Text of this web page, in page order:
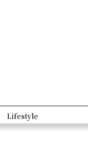
Lifestyle